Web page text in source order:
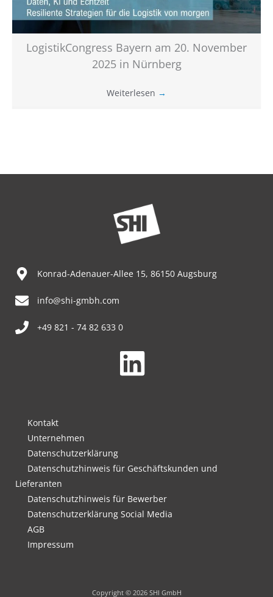
LogistikCongress Bayern am 20. November
2025 in Nürnberg
Weiterlesen →
Konrad-Adenauer-Allee 15, 86150 Augsburg
info@shi-gmbh.com
+49 821 - 74 82 633 0
Kontakt
Unternehmen
Datenschutzerklärung
Datenschutzhinweis für Geschäftskunden und
Lieferanten
Datenschutzhinweis für Bewerber
Datenschutzerklärung Social Media
AGB
Impressum
Copyright © 2026 SHI GmbH